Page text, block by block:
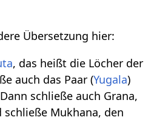
Übersetzung hier:
, das heißt die Löcher der
auch das Paar (Yugala)
schließe auch Grana,
schließe Mukhana, den